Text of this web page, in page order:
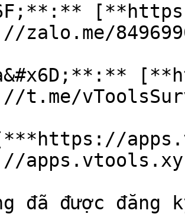
zalo.me/
t.me/
[***https://
đã được